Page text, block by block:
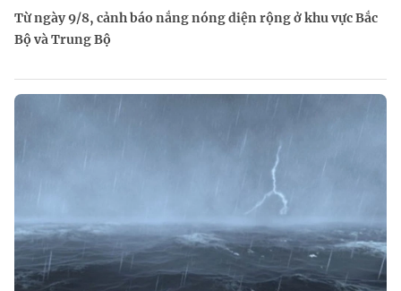
Từ ngày 9/8, cảnh báo nắng nóng diện rộng ở khu vực Bắc
Bộ và Trung Bộ